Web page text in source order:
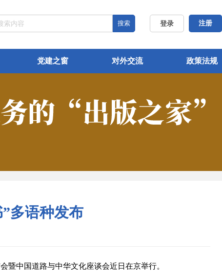
登录 注册
搜索
党建之窗 对外交流 政策法规
多语种发布
暨中国道路与中华文化座谈会近日在京举行。